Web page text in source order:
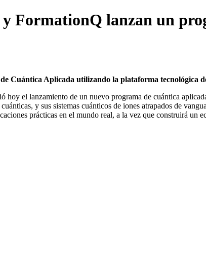
FormationQ lanzan un
Cuántica Aplicada utilizando la plataforma tecnológica
hoy el lanzamiento de un nuevo programa de cuántica
y sus sistemas cuánticos de iones atrapados de
prácticas en el mundo real, a la vez que construirá un